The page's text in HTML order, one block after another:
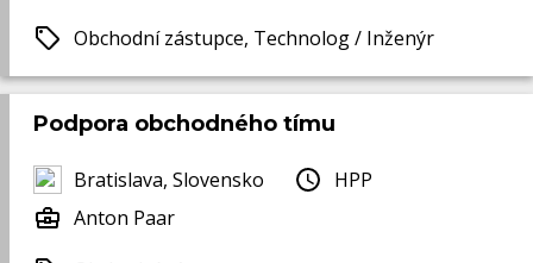
Obchodní zástupce, Technolog / Inženýr
Podpora obchodného tímu
Bratislava, Slovensko
HPP
Anton Paar